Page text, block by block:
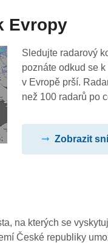
Evropy
Sledujte radarový
poznáte odkud se
v Evropě prší.
než 100 radarů po
Zobrazit
na kterých se
České republiky